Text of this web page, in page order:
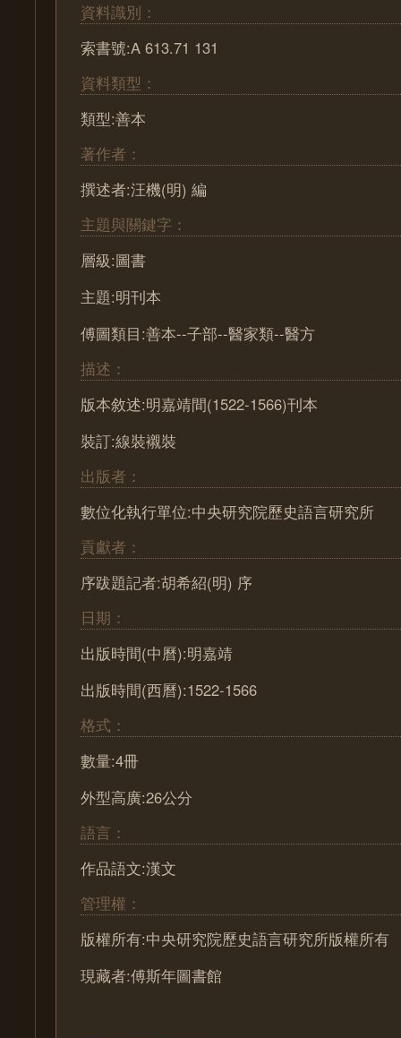
資料識別：
索書號:A 613.71 131
資料類型：
類型:善本
著作者：
撰述者:汪機(明) 編
主題與關鍵字：
層級:圖書
主題:明刊本
傅圖類目:善本--子部--醫家類--醫方
描述：
版本敘述:明嘉靖間(1522-1566)刊本
裝訂:線裝襯裝
出版者：
數位化執行單位:中央研究院歷史語言研究所
貢獻者：
序跋題記者:胡希紹(明) 序
日期：
出版時間(中曆):明嘉靖
出版時間(西曆):1522-1566
格式：
數量:4冊
外型高廣:26公分
語言：
作品語文:漢文
管理權：
版權所有:中央研究院歷史語言研究所版權所有
現藏者:傅斯年圖書館